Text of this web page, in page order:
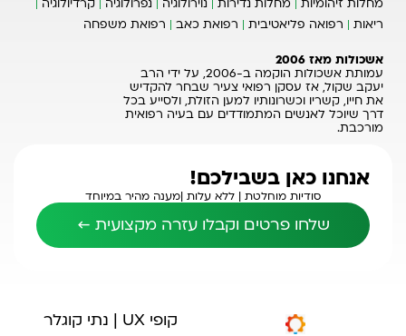
מחלות זיהומיות
מחלות נדירות נוירולוגיה נפרולוגיה
קרדיולוגיה
ריאות
רפואה פליאטיבית רפואת כאב רפואת משפחה
אשכולות מאז 2006
עמותת אשכולות הוקמה ב-2006, על ידי הרב
יעקב שקול, אז עסקן רפואי צעיר שבחר להקדיש
את חייו, קשריו וכשרונותיו למען הזולת, ולסייע בכל
דרך שיוכל לאנשים המתמודדים עם בעיה רפואית
מורכבת.
אנחנו כאן בשבילכם!
סודיות מוחלטת | ללא עלות |מענה מהיר במיוחד
שלחו פרטים וקבלו עזרה מקצועית ←
קופי UX | נתי קוגלר